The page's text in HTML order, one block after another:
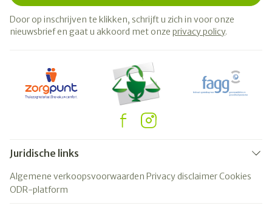
Door op inschrijven te klikken, schrijft u zich in voor onze
nieuwsbrief en gaat u akkoord met onze privacy policy.
Juridische links
Algemene verkoopsvoorwaarden Privacy disclaimerCookies
ODR-platform